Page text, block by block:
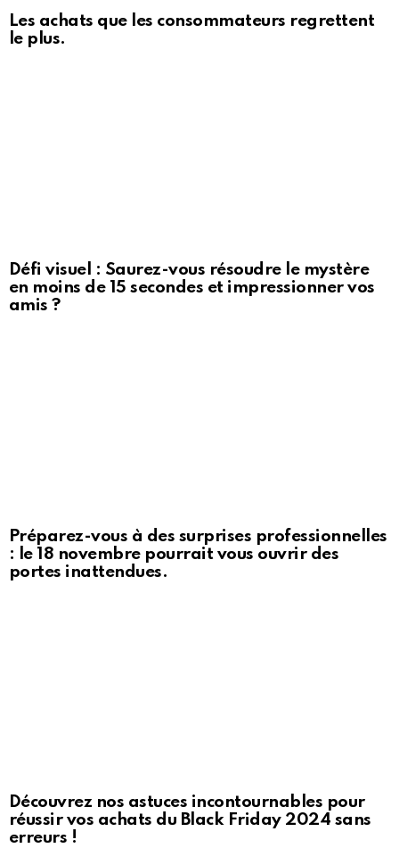
Les achats que les consommateurs regrettent
le plus.
Défi visuel : Saurez-vous résoudre le mystère
en moins de 15 secondes et impressionner vos
amis ?
Préparez-vous à des surprises professionnelles
: le 18 novembre pourrait vous ouvrir des
portes inattendues.
Découvrez nos astuces incontournables pour
réussir vos achats du Black Friday 2024 sans
erreurs !